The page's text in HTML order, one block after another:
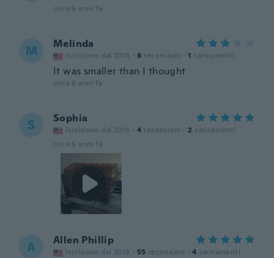
circa 6 anni fa
M Melinda
Iscrizione dal 2018 · 8 recensioni · 1 caricamenti
It was smaller than I thought
circa 6 anni fa
S Sophia
Iscrizione dal 2016 · 4 recensioni · 2 caricamenti
circa 6 anni fa
A Allen Phillip
Iscrizione dal 2018 · 55 recensioni · 4 caricamenti